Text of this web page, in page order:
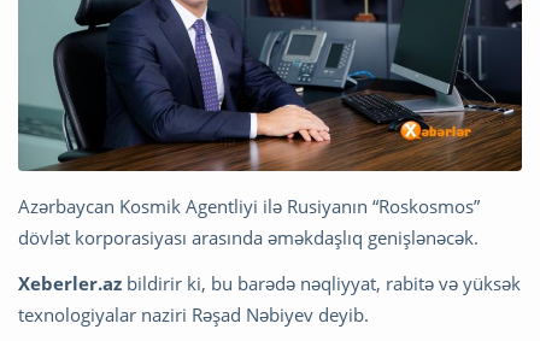
Azərbaycan Kosmik Agentliyi ilə Rusiyanın “Roskosmos”
dövlət korporasiyası arasında əməkdaşlıq genişlənəcək.
Xeberler.az bildirir ki, bu barədə nəqliyyat, rabitə və yüksək
texnologiyalar naziri Rəşad Nəbiyev deyib.